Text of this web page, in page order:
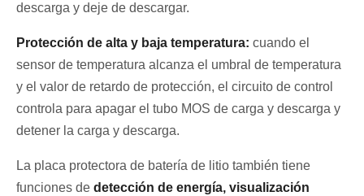
descarga y deje de descargar.
Protección de alta y baja temperatura: cuando el
sensor de temperatura alcanza el umbral de temperatura
y el valor de retardo de protección, el circuito de control
controla para apagar el tubo MOS de carga y descarga y
detener la carga y descarga.
La placa protectora de batería de litio también tiene
funciones de detección de energía, visualización